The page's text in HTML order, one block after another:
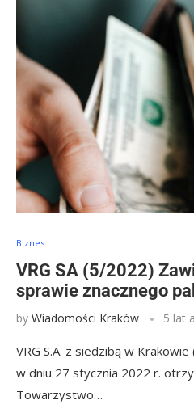
Biznes
VRG SA (5/2022)
sprawie znacznego
by Wiadomości Kraków 5 lat
VRG S.A. z siedzibą w Krakowie
w dniu 27 stycznia 2022 r.
Towarzystwo…